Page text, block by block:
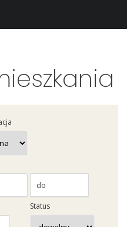
Status